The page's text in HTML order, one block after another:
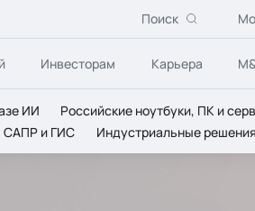
Поиск
Инвесторам Карьера
ИИ Российские ноутбуки, ПК и
САПР и ГИС
Индустриальные решения